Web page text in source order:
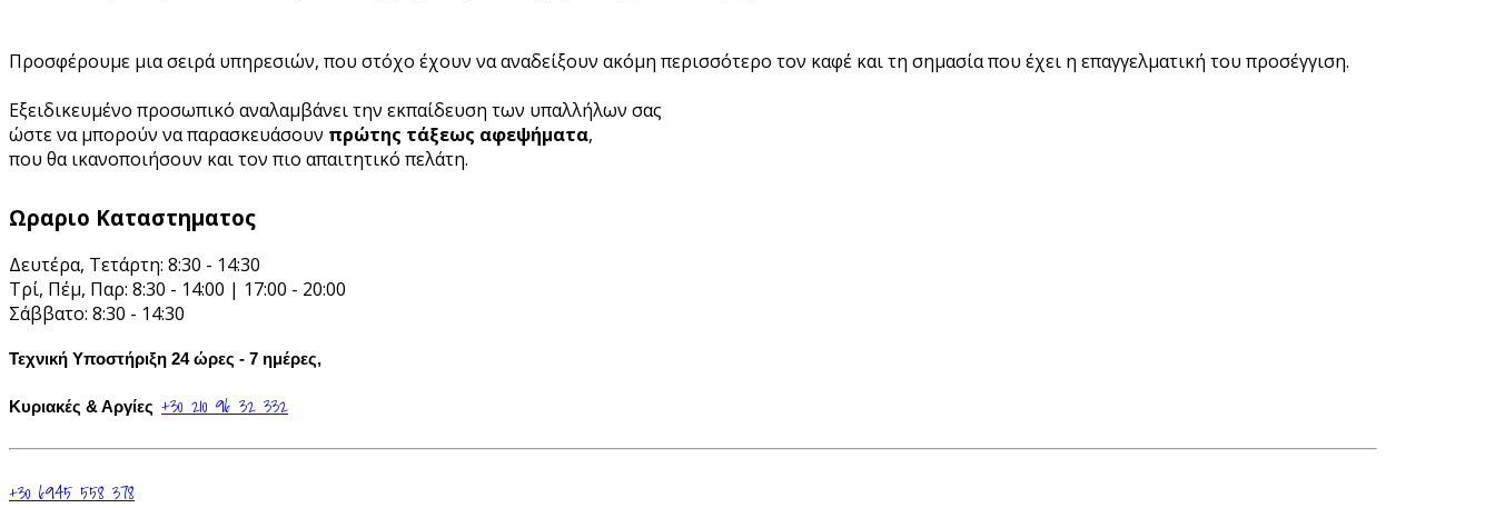
Προσφέρουμε μια σειρά υπηρεσιών, που στόχο έχουν να αναδείξουν ακόμη περισσότερο τον καφέ και τη σημασία που έχει η επαγγελματική του προσέγγιση.
Εξειδικευμένο προσωπικό αναλαμβάνει την εκπαίδευση των υπαλλήλων σας
ώστε να μπορoύν να παρασκευάσουν πρώτης τάξεως αφεψήματα,
που θα ικανοποιήσουν και τον πιο απαιτητικό πελάτη.
Ωραριο Καταστηματος
Δευτέρα, Τετάρτη: 8:30 - 14:30
Τρί, Πέμ, Παρ: 8:30 - 14:00 | 17:00 - 20:00
Σάββατο: 8:30 - 14:30
Τεχνική Υποστήριξη 24 ώρες - 7 ημέρες,
Κυριακές & Αργίες +30 210 96 32 332
+30 6945 558 378